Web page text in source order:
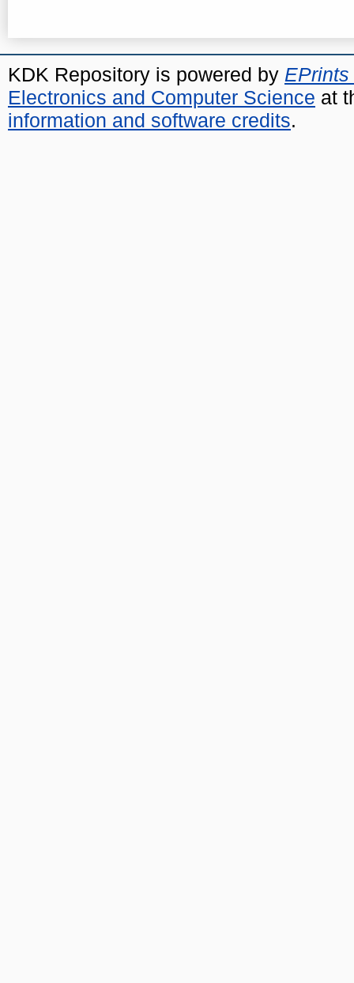
KDK Repository is powered by EPrints
Electronics and Computer Science at
information and software credits.